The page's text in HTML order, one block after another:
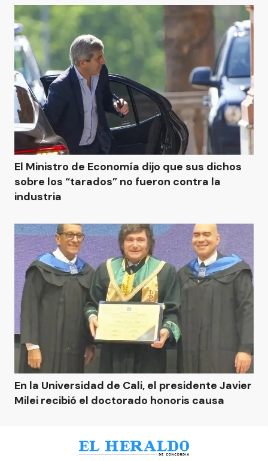
El Ministro de Economía dijo que sus dichos
sobre los “tarados” no fueron contra la
industria
En la Universidad de Cali, el presidente Javier
Milei recibió el doctorado honoris causa